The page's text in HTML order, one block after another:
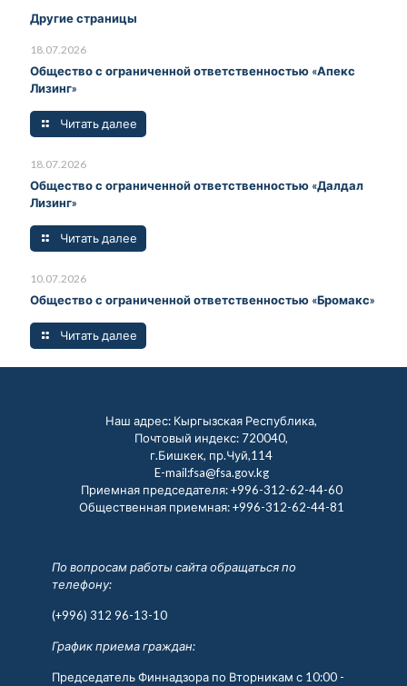
Другие страницы
18.07.2026
Общество с ограниченной ответственностью «Апекс
Лизинг»
Читать далее
18.07.2026
Общество с ограниченной ответственностью «Далдал
Лизинг»
Читать далее
10.07.2026
Общество с ограниченной ответственностью «Бромакс»
Читать далее
Наш адрес: Кыргызская Республика,
Почтовый индекс: 720040,
г.Бишкек, пр.Чуй,114
E-mail:fsa@fsa.gov.kg
Приемная председателя:+996-312-62-44-60
Общественная приемная:+996-312-62-44-81
По вопросам работы сайта обращаться по
телефону:
(+996) 312 96-13-10
График приема граждан:
Председатель Финнадзора по Вторникам с 10:00 -